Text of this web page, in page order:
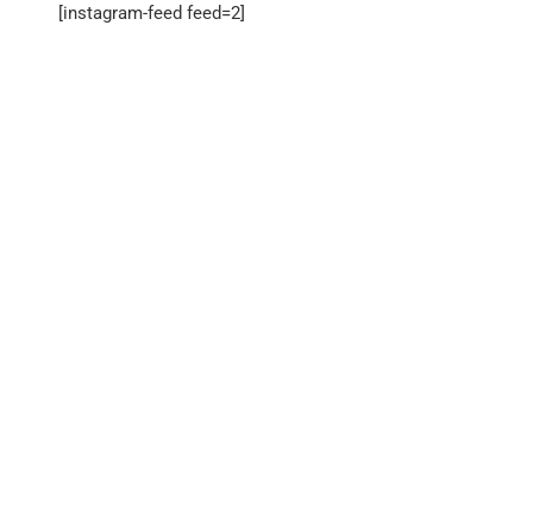
[instagram-feed feed=2]